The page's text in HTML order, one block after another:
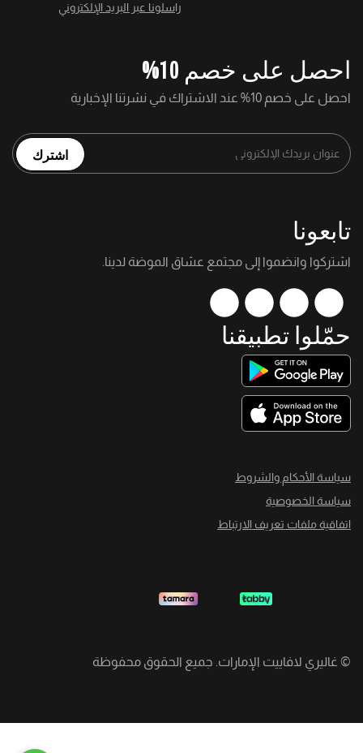
راسلونا عبر البريد الإلكتروني
احصل على خصم 10%
احصل على خصم 10% عند الاشتراك في نشرتنا الإخبارية
اشترك
تابعونا
اشتركوا وانضموا إلى مجتمع عشاق الموضة لدينا.
حمّلوا تطبيقنا
سياسة الأحكام والشروط
سياسة الخصوصية
اتفاقية ملفات تعريف الارتباط
© غاليري لافاييت الإمارات. جميع الحقوق محفوظة